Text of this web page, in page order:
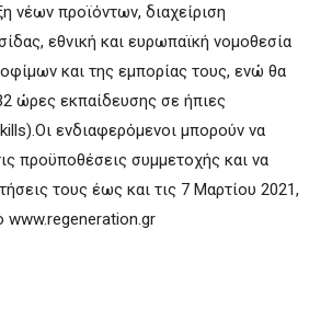
νέων προϊόντων, διαχείριση
εθνική και ευρωπαϊκή νομοθεσία
και της εμπορίας τους, ενώ θα
ώρες εκπαίδευσης σε ήπιες
ενδιαφερόμενοι μπορούν να
προϋποθέσεις συμμετοχής και να
τους έως και τις 7 Mαρτίου 2021,
www.regeneration.gr